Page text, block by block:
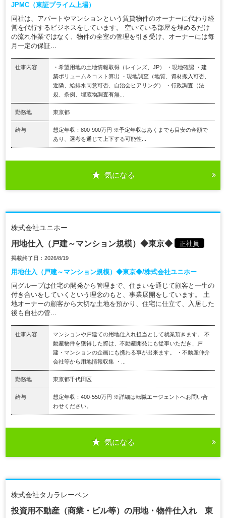
JPMC（東証プライム上場）
同社は、アパートやマンションという賃貸物件のオーナーに代わり経
営を代行するビジネスをしています。 空いている部屋を埋めるだけ
の流れ作業ではなく、物件の全室の管理を引き受け、オーナーには毎
月一定の保証...
仕事内容
・希望用地の土地情報取得（レインズ、JP） ・現地確認 ・建
築ボリューム＆コスト算出 ・現地調査（地質、資材搬入可否、
近隣、給排水同意可否、自治会ヒアリング） ・行政調査（法
規、条例、埋蔵物調査有無...
勤務地 東京都
給与
想定年収：800-900万円 ※予定年収はあくまでも目安の金額で
あり、選考を通じて上下する可能性...
気になる
株式会社ユニホー
用地仕入（戸建～マンション規模）◆東京◆ 正社員
掲載終了日：2026/8/19
用地仕入（戸建～マンション規模）◆東京◆/株式会社ユニホー
同グループは住宅の開発から管理まで、住まいを通じて顧客と一生の
付き合いをしていくという理念のもと、事業展開をしています。 土
地オーナーの顧客から大切な土地を預かり、住宅に仕立て、入居した
後も自社の管...
仕事内容
マンションや戸建ての用地仕入れ担当として就業頂きます。 不
動産物件を獲得した際は、不動産開発にも従事いただき、戸
建・マンションの企画にも携わる事が出来ます。 ・不動産仲介
会社等から用地情報収集 ・...
勤務地 東京都千代田区
給与
想定年収：400-550万円 ※詳細は転職エージェントへお問い合
わせください。
気になる
株式会社タカラレーベン
投資用不動産（商業・ビル等）の用地・物件仕入れ 東